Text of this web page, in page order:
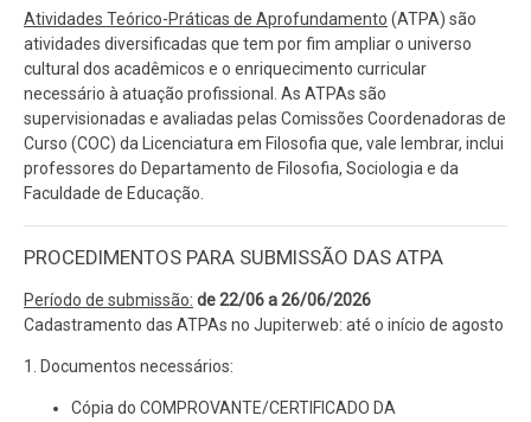
Atividades Teórico-Práticas de Aprofundamento (ATPA) são
atividades diversificadas que tem por fim ampliar o universo
cultural dos acadêmicos e o enriquecimento curricular
necessário à atuação profissional. As ATPAs são
supervisionadas e avaliadas pelas Comissões Coordenadoras de
Curso (COC) da Licenciatura em Filosofia que, vale lembrar, inclui
professores do Departamento de Filosofia, Sociologia e da
Faculdade de Educação.
PROCEDIMENTOS PARA SUBMISSÃO DAS ATPA
Período de submissão: de 22/06 a 26/06/2026
Cadastramento das ATPAs no Jupiterweb: até o início de agosto
1. Documentos necessários:
Cópia do COMPROVANTE/CERTIFICADO DA